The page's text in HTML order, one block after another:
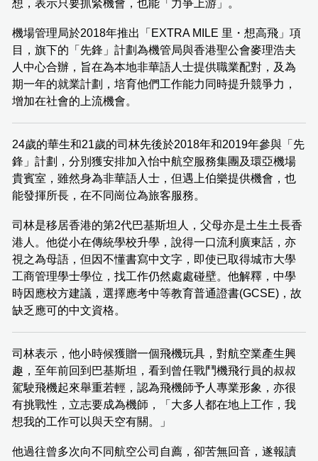
想，表示只要抓緊機會，也能「力爭上游」。
機場管理局於2018年推出「EXTRA MILE 里・想高飛」項
目，旗下的「先鋒」計劃為機管局與香港聖公會麥理浩夫
人中心合辦，旨在為本地非華語人士提供職業配對，及為
期一年的就業計劃，培育他們工作能力同時提升競爭力，
增加在社會的上流機會。
24歲的華生和21歲的司林先後於2018年和2019年參與「先
鋒」計劃，分別獲安排加入怡中航空服務集團及環亞機場
貴賓室，雖然身為非華語人士，但遇上伯樂提供機會，也
能發揮所長，在不同崗位為旅客服務。
司林是移居香港的第2代巴基斯坦人，父母亦是土生土長香
港人。他從小在傳統學校升學，說得一口流利廣東話，亦
視之為母語，但因不懂書寫中文字，即使已取得城市大學
工商管理學士學位，找工作仍然處處碰壁。他解釋，中學
時因應校方建議，選擇應考中等教育普通證書(GCSE)，故
缺乏應可的中文資格。
司林表示，他小時候獲贈一個飛機玩具，對航空業產生興
趣，至年前回到巴基斯坦，看到曾任戰鬥機飛行員的叔叔
駕駛飛機起來舉重若輕，認為飛機師予人專業形象，亦很
有挑戰性，立志要成為機師，「大多人都在地上工作，我
想我的工作可以與天空有關。」
他過往曾多次向不同航空公司自薦，卻苦無回音，遂報讀